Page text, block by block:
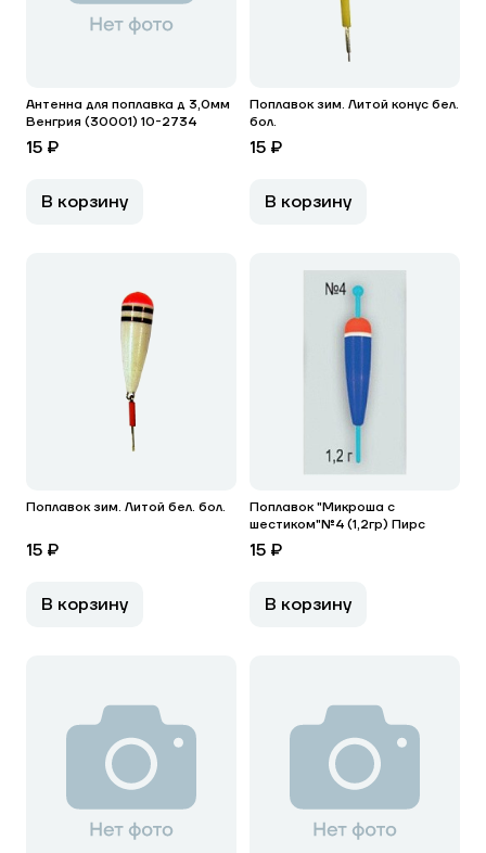
Антенна для поплавка д 3,0мм
Венгрия (30001) 10-2734
15 ₽
В корзину
Поплавок зим. Литой конус бел.
бол.
15 ₽
В корзину
Поплавок зим. Литой бел. бол.
15 ₽
В корзину
Поплавок "Микроша с
шестиком"№4 (1,2гр) Пирс
15 ₽
В корзину